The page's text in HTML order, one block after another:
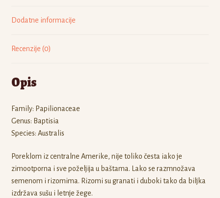
Dodatne informacije
Recenzije (0)
Opis
Family: Papilionaceae
Genus: Baptisia
Species: Australis
Poreklom iz centralne Amerike, nije toliko česta iako je
zimootporna i sve poželjija u baštama. Lako se razmnožava
semenom i rizomima. Rizomi su granati i duboki tako da biljka
izdržava sušu i letnje žege.